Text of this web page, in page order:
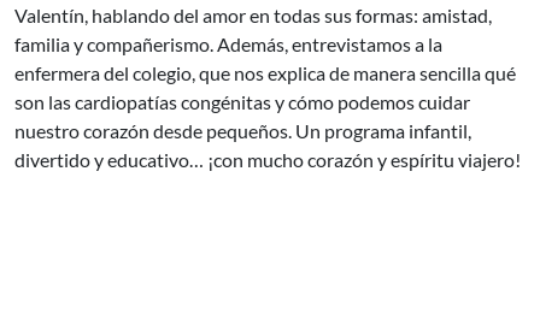
Valentín, hablando del amor en todas sus formas: amistad,
familia y compañerismo. Además, entrevistamos a la
enfermera del colegio, que nos explica de manera sencilla qué
son las cardiopatías congénitas y cómo podemos cuidar
nuestro corazón desde pequeños. Un programa infantil,
divertido y educativo… ¡con mucho corazón y espíritu viajero!